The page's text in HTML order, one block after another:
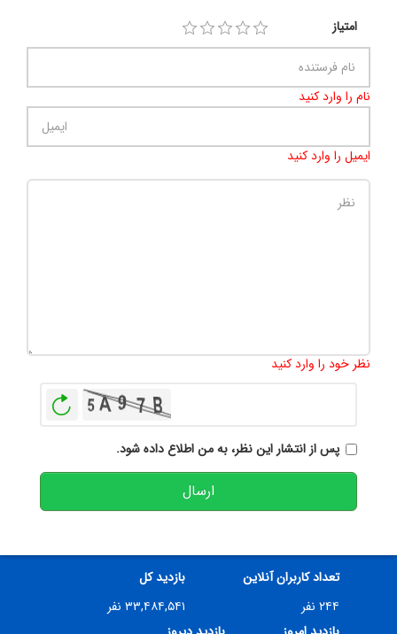
امتیاز
نام را وارد کنید
ایمیل را وارد کنید
نظر خود را وارد کنید
پس از انتشار این نظر، به من اطلاع داده شود.
ارسال
تعداد کاربران آنلاین
۲۴۴ نفر
بازدید کل
۳۳,۴۸۴,۵۴۱ نفر